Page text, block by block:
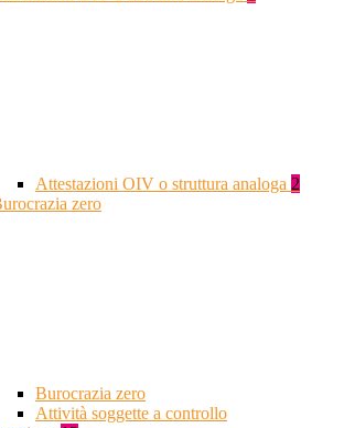
Attestazioni OIV o struttura analoga 2
zero
Burocrazia zero
Attività soggette a controllo